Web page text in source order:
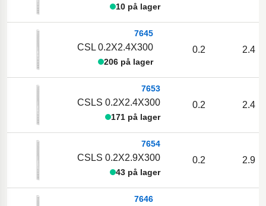
10 på lager
7645
CSL 0.2X2.4X300
206 på lager
0.2 2.4
7653
CSLS 0.2X2.4X300
171 på lager
0.2 2.4
7654
CSLS 0.2X2.9X300
43 på lager
0.2 2.9
7646